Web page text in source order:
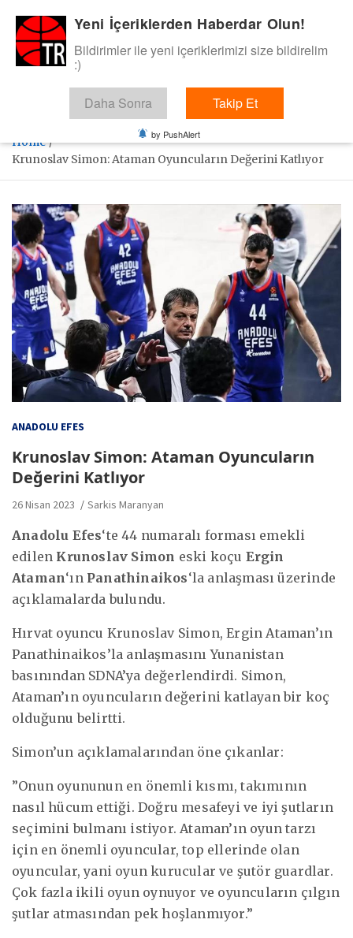
content
BasketTR
Sol dip çizgiden bir basket de bizden gelsin dedik.
Home
Krunoslav Simon: Ataman Oyuncuların Değerini Katlıyor
ANADOLU EFES
Krunoslav Simon: Ataman Oyuncuların
Değerini Katlıyor
26 Nisan 2023 Sarkis Maranyan
Anadolu Efes‘te 44 numaralı forması emekli
edilen Krunoslav Simon eski koçu Ergin
Ataman‘ın Panathinaikos‘la anlaşması üzerinde
açıklamalarda bulundu.
Hırvat oyuncu Krunoslav Simon, Ergin Ataman’ın
Panathinaikos’la anlaşmasını Yunanistan
basınından SDNA’ya değerlendirdi. Simon,
Ataman’ın oyuncuların değerini katlayan bir koç
olduğunu belirtti.
Simon’un açıklamalarından öne çıkanlar:
”Onun oyununun en önemli kısmı, takımının
nasıl hücum ettiği. Doğru mesafeyi ve iyi şutların
seçimini bulmanı istiyor. Ataman’ın oyun tarzı
için en önemli oyuncular, top ellerinde olan
oyuncular, yani oyun kurucular ve şutör guardlar.
Çok fazla ikili oyun oynuyor ve oyuncuların çılgın
şutlar atmasından pek hoşlanmıyor.”
Yeni İçeriklerden Haberdar Olun!
Bildirimler ile yeni içeriklerimizi size bildirelim
:)
Daha Sonra Takip Et
by PushAlert